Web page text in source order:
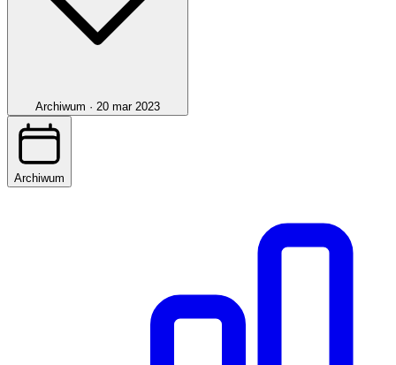
Archiwum · 20 mar 2023
Archiwum